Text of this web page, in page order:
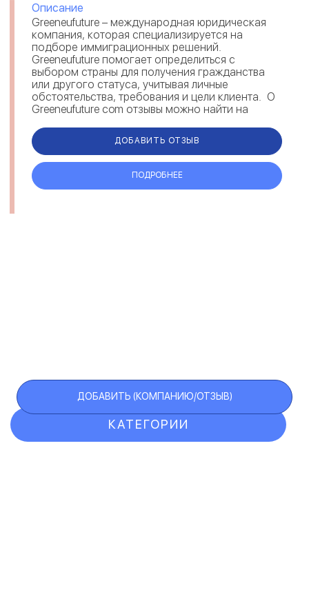
Описание
Greeneufuture – международная юридическая
компания, которая специализируется на
подборе иммиграционных решений.
Greeneufuture помогает определиться с
выбором страны для получения гражданства
или другого статуса, учитывая личные
обстоятельства, требования и цели клиента. О
Greeneufuture com отзывы можно найти на
ДОБАВИТЬ ОТЗЫВ
ПОДРОБНЕЕ
КАТЕГОРИИ
ДОБАВИТЬ (КОМПАНИЮ/ОТЗЫВ)